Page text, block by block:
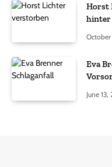
Horst
hinter
Eva
June